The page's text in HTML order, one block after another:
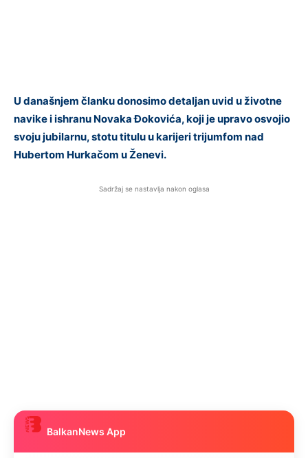
U današnjem članku donosimo detaljan uvid u životne
navike i ishranu Novaka Đokovića, koji je upravo osvojio
svoju jubilarnu, stotu titulu u karijeri trijumfom nad
Hubertom Hurkačom u Ženevi.
Sadržaj se nastavlja nakon oglasa
BalkanNews App